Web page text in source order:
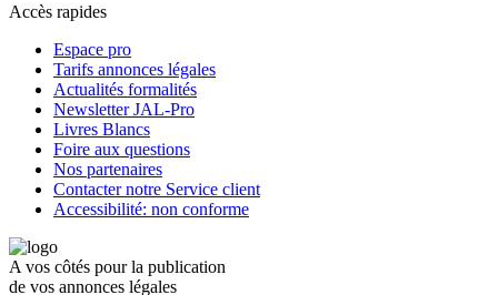
Accès rapides
Espace pro
Tarifs annonces légales
Actualités formalités
Newsletter JAL-Pro
Livres Blancs
Foire aux questions
Nos partenaires
Contacter notre Service client
Accessibilité: non conforme
A vos côtés pour la publication
de vos annonces légales